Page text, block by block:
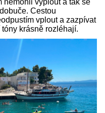
nemohli vyplout a tak se
Cestou
vplout a zazpívat
krásně rozléhají.